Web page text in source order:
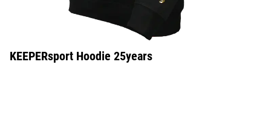
KEEPERsport Hoodie 25years